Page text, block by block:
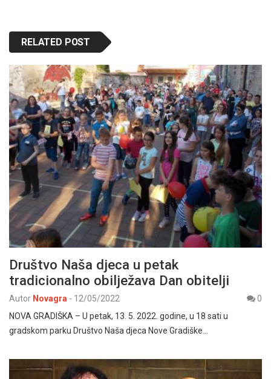
RELATED POST
Društvo Naša djeca u petak
tradicionalno obilježava Dan obitelji
Autor Novagra - 12/05/2022
0
NOVA GRADIŠKA – U petak, 13. 5. 2022. godine, u 18 sati u
gradskom parku Društvo Naša djeca Nove Gradiške…